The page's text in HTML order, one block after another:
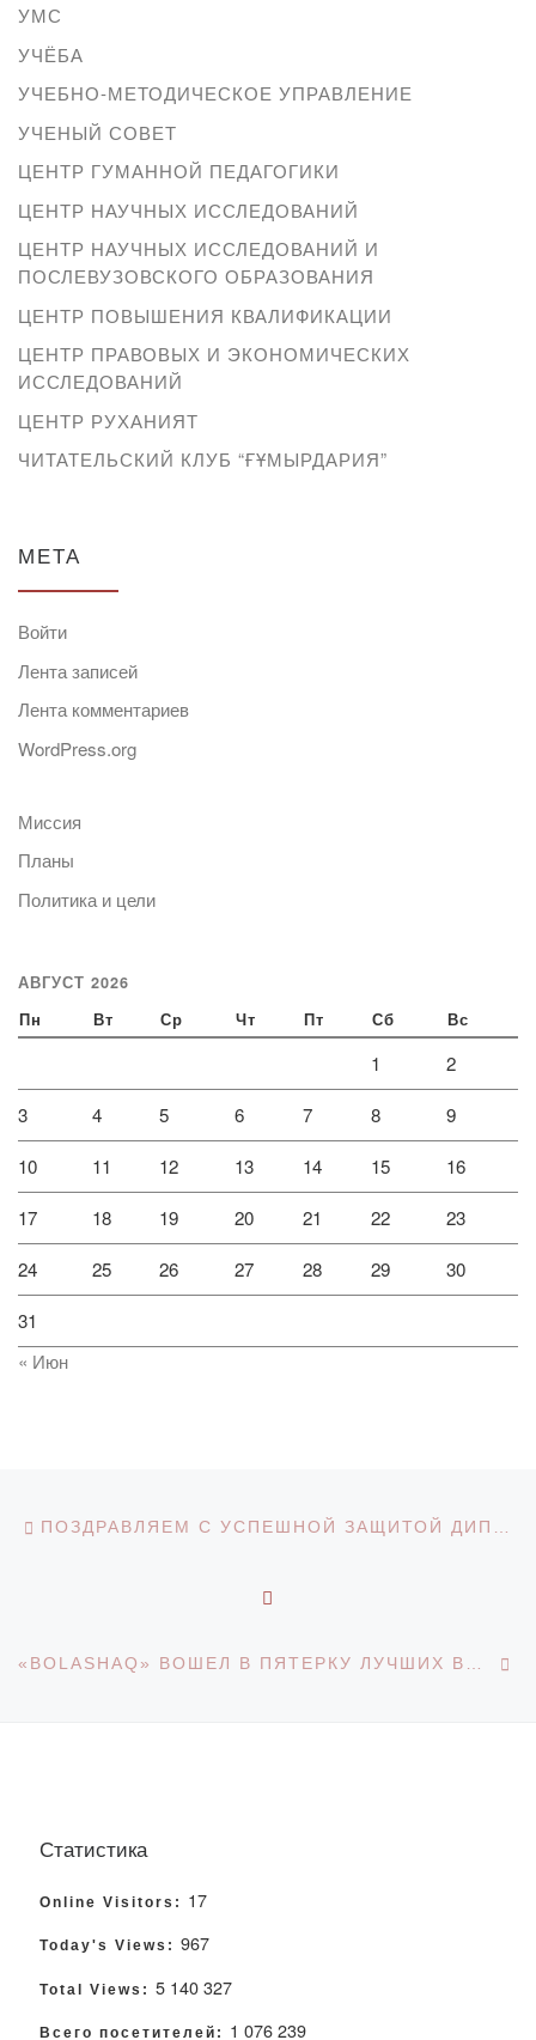
УМС
УЧЁБА
УЧЕБНО-МЕТОДИЧЕСКОЕ УПРАВЛЕНИЕ
УЧЕНЫЙ СОВЕТ
ЦЕНТР ГУМАННОЙ ПЕДАГОГИКИ
ЦЕНТР НАУЧНЫХ ИССЛЕДОВАНИЙ
ЦЕНТР НАУЧНЫХ ИССЛЕДОВАНИЙ И
ПОСЛЕВУЗОВСКОГО ОБРАЗОВАНИЯ
ЦЕНТР ПОВЫШЕНИЯ КВАЛИФИКАЦИИ
ЦЕНТР ПРАВОВЫХ И ЭКОНОМИЧЕСКИХ
ИССЛЕДОВАНИЙ
ЦЕНТР РУХАНИЯТ
ЧИТАТЕЛЬСКИЙ КЛУБ “ҒҰМЫРДАРИЯ”
МЕТА
Войти
Лента записей
Лента комментариев
WordPress.org
Миссия
Планы
Политика и цели
АВГУСТ 2026
Пн Вт Ср Чт Пт Сб Вс
1 2
3 4 5 6 7 8 9
10 11 12 13 14 15 16
17 18 19 20 21 22 23
24 25 26 27 28 29 30
31
« Июн
Навигация по записям ПОЗДРАВЛЯЕМ С УСПЕШНОЙ ЗАЩИТОЙ ДИПЛОМОВ!
«BOLASHAQ» ВОШЕЛ В ПЯТЕРКУ ЛУЧШИХ ВУЗОВ КАЗАХСТАНА!
Статистика
Online Visitors: 17
Today's Views: 967
Total Views: 5 140 327
Всего посетителей: 1 076 239